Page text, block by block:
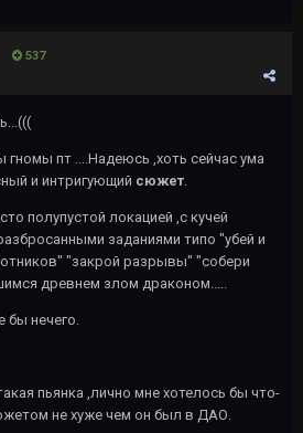
537
пт ....Надеюсь ,хоть сейчас ума
и интригующий сюжет.
полупустой локацией ,с кучей
заданиями типо "убей и
"закрой разрывы" "собери
древнем злом драконом.....
бы нечего.
пьянка ,лично мне хотелось бы что-
не хуже чем он был в ДАО.